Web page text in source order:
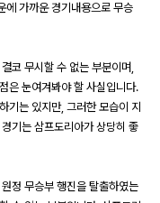
에 가까운 경기내용으로 무승
코 무시할 수 없는 부분이며
은 눈여겨봐야 할 사실입니다.
기는 있지만, 그러한 모습이 지
기는 삼프도리아가 상당히 좋
정 무승부 행진을 탈출하였는